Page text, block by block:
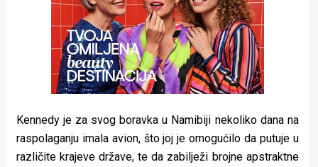
Kennedy je za svog boravka u Namibiji nekoliko dana na
raspolaganju imala avion, što joj je omogućilo da putuje u
različite krajeve države, te da zabilježi brojne apstraktne